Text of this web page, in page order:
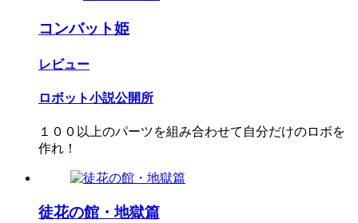
コンバット姫
レビュー
ロボット小説公開所
１００以上のパーツを組み合わせて自分だけのロボを
作れ！
徒花の館・地獄篇